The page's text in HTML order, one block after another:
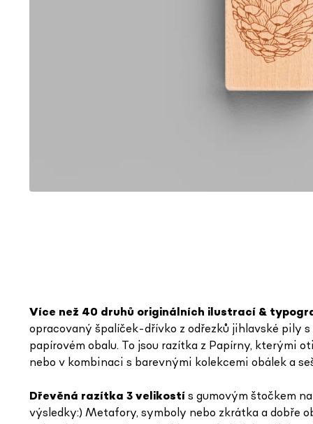
Více než 40 druhů originálních ilustrací &
opracovaný špalíček-dřívko z odřezků jihlavské pily
papírovém obalu. To jsou razítka z Papírny, kterými
nebo v kombinaci s barevnými kolekcemi obálek a
Dřevěná razítka 3 velikostís gumovým štočkem
výsledky:) Metafory, symboly nebo zkrátka a dobře